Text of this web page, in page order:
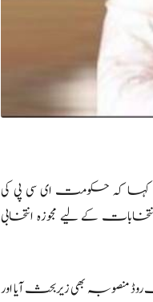
کہا کہ حکومت ای سی پی کی
انتخابات کے لیے مجوزہ انتخابی
بھی زیربحث آیا اور